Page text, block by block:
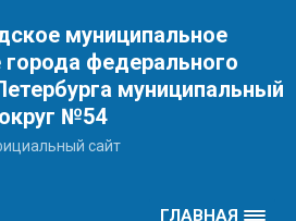
муниципальное
города федерального
муниципальный
округ №54
сайт
ГЛАВНАЯ